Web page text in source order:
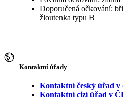
Doporučená očkování:
žloutenka typu B
Kontaktní úřady
Kontaktní český úřad v
Kontaktní cizí úřad v